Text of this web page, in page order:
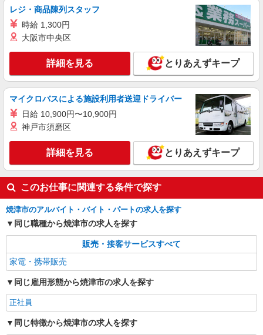
月 ※経験・能力による 【試用期間】時給 1200 円
〜 1200 円
キープ 詳細を見る
契約社員
ソフトバンク販売契約社員【焼津市エリア】
家電量販店内の携帯販売スタッフ
月給 263,340円 〜 263,340円 試用期間なし ※
経験・能力による 【試用期間】時給 0 円 〜 0 円
■ソフトバンク販売契約社員【焼津市エリア】
静岡県焼津市
キープ 詳細を見る
正社員
ソフトバンク焼津石津店
月給 216,000円 〜 316,000円 固定残業代:
11,000円 〜 11,000円（7時間相当） ＊時間外手当
して支給し、相当時間を超える時間外労働分は法
定どおり追加で支給します。 試用期間あり 3ヶ月
〜 316000 円
■ソフトバンク焼津石津店 静岡県 焼津市 石津
3丁目 18番5
キープ 詳細を見る
レジ・商品陳列スタッフ
時給 1,300円
大阪市中央区
詳細を見る とりあえずキープ
マイクロバスによる施設利用者送迎ドライバー
日給 10,900円〜10,900円
神戸市須磨区
詳細を見る とりあえずキープ
このお仕事に関連する条件で探す
焼津市のアルバイト・バイト・パートの求人を探す
同じ職種から焼津市の求人を探す
販売・接客サービスすべて
家電・携帯販売
同じ雇用形態から焼津市の求人を探す
正社員
同じ特徴から焼津市の求人を探す